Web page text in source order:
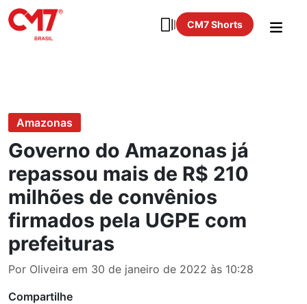
CM7 Shorts
Amazonas
Governo do Amazonas já
repassou mais de R$ 210
milhões de convênios
firmados pela UGPE com
prefeituras
Por Oliveira em 30 de janeiro de 2022 às 10:28
Compartilhe